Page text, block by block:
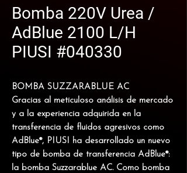
Bomba 220V Urea /
AdBlue 2100 L/H
PIUSI #040330
BOMBA SUZZARABLUE AC
Gracias al meticuloso análisis de mercado
y a la experiencia adquirida en la
transferencia de fluidos agresivos como
AdBlue®, PIUSI ha desarrollado un nuevo
tipo de bomba de transferencia AdBlue®:
la bomba Suzzarablue AC. Como bomba